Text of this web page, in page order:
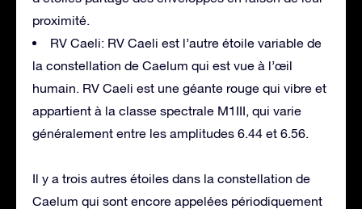
proximité.
RV Caeli: RV Caeli est l’autre étoile variable de
la constellation de Caelum qui est vue à l’œil
humain. RV Caeli est une géante rouge qui vibre et
appartient à la classe spectrale M1III, qui varie
généralement entre les amplitudes 6.44 et 6.56.
Il y a trois autres étoiles dans la constellation de
Caelum qui sont encore appelées périodiquement